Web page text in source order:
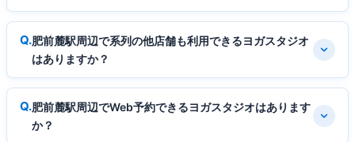
肥前麓駅周辺で系列の他店舗も利用できるヨガスタジオ
はありますか？
肥前麓駅周辺でWeb予約できるヨガスタジオはあります
か？